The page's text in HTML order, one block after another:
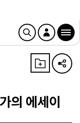
의 에세이